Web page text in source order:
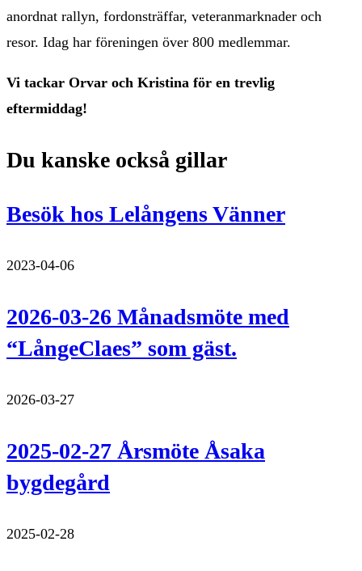
anordnat rallyn, fordonsträffar, veteranmarknader och
resor. Idag har föreningen över 800 medlemmar.
Vi tackar Orvar och Kristina för en trevlig
eftermiddag!
Du kanske också gillar
Besök hos Lelångens Vänner
2023-04-06
2026-03-26 Månadsmöte med
“LångeClaes” som gäst.
2026-03-27
2025-02-27 Årsmöte Åsaka
bygdegård
2025-02-28